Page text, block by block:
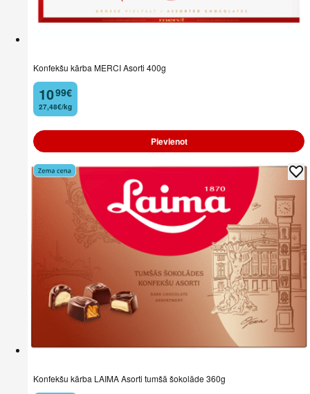
Konfekšu kārba MERCI Asorti 400g
10
. 99€
27,48€/kg
Pievienot
Konfekšu kārba LAIMA Asorti tumšā šokolāde 360g